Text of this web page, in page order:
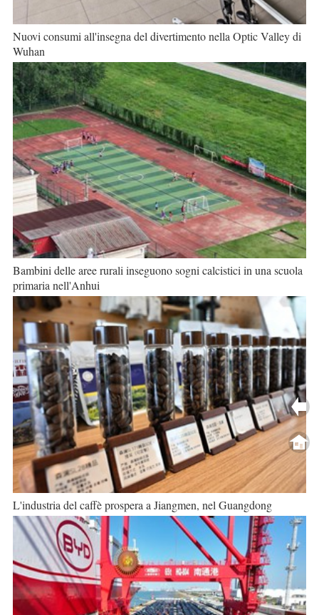
Nuovi consumi all'insegna del divertimento nella Optic Valley di
Wuhan
Bambini delle aree rurali inseguono sogni calcistici in una scuola
primaria nell'Anhui
L'industria del caffè prospera a Jiangmen, nel Guangdong